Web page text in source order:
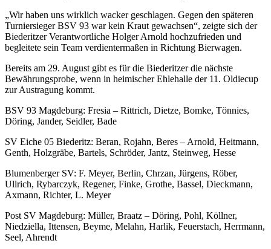
„Wir haben uns wirklich wacker geschlagen. Gegen den späteren
Turniersieger BSV 93 war kein Kraut gewachsen“, zeigte sich der
Biederitzer Verantwortliche Holger Arnold hochzufrieden und
begleitete sein Team verdientermaßen in Richtung Bierwagen.
Bereits am 29. August gibt es für die Biederitzer die nächste
Bewährungsprobe, wenn in heimischer Ehlehalle der 11. Oldiecup
zur Austragung kommt.
BSV 93 Magdeburg: Fresia – Rittrich, Dietze, Bomke, Tönnies,
Döring, Jander, Seidler, Bade
SV Eiche 05 Biederitz: Beran, Rojahn, Beres – Arnold, Heitmann,
Genth, Holzgräbe, Bartels, Schröder, Jantz, Steinweg, Hesse
Blumenberger SV: F. Meyer, Berlin, Chrzan, Jürgens, Röber,
Ullrich, Rybarczyk, Regener, Finke, Grothe, Bassel, Dieckmann,
Axmann, Richter, L. Meyer
Post SV Magdeburg: Müller, Braatz – Döring, Pohl, Köllner,
Niedziella, Ittensen, Beyme, Melahn, Harlik, Feuerstach, Herrmann,
Seel, Ahrendt